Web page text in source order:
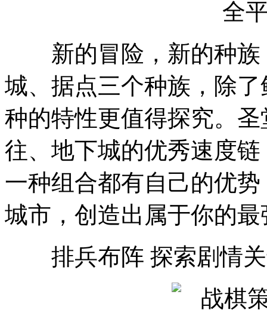
新的冒险，新的种族
城、据点三个种族，除
种的特性更值得探究。
往、地下城的优秀速度
一种组合都有自己的优
城市，创造出属于你的
排兵布阵 探索剧情